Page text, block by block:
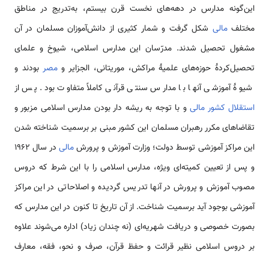
این‌گونه مدارس در دهه‌های نخست قرن بیستم، به‌تدریج در مناطق
مختلفمالی شکل گرفت و شمار کثیری از دانش‌آموزان مسلمان در آن
مشغول تحصیل شدند. مدرّسان این مدارس اسلامی، ‌شیوخ و علمای
تحصیل‌کردۀ حوزه‌های علمیۀ مراکش، موریتانی، الجزایر ومصر بودند و
شیوۀ آموزشی آنها با مدارس سنتی قرآنی کاملاً متفاوت بود. پس از
استقلال کشور مالیو با توجه به ریشه دار بودن مدارس اسلامی مزبور و
تقاضاهای مکرر رهبران مسلمان این کشور مبنی بر برسمیت شناخته شدن
این مراکز آموزشی توسط دولت؛ وزارت آموزش و پرورشمالی
در سال 1962
و پس از تعیین کمیته‌ای ویژه، مدارس اسلامی را با این شرط که دروس
مصوب آموزش و پرورش در آنها تدریس گردیده و اصلاحاتی در این مراکز
آموزشی بوجود آید برسمیت شناخت. از آن تاریخ تا کنون در این مدارس که
بصورت خصوصی و دریافت شهریه‌ای (نه چندان زیاد) اداره می‌شوند علاوه
بر دروس اسلامی نظیر قرائت و حفظ قرآن، صرف و نحو، فقه، معارف